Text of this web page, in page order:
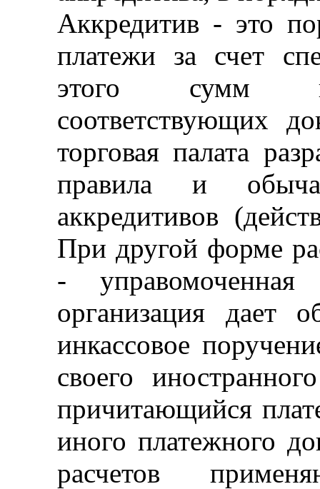
Аккредитив - это
платежи за счет
этого сумм
соответствующих
торговая палата
правила и
аккредитивов
При другой форме
-
организация дает
инкассовое
своего
причитающийся
иного платежного
расчетов